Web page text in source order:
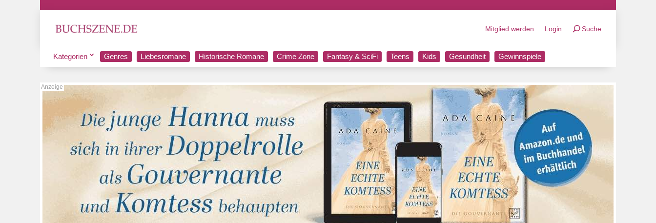
Mitglied werden Login Suche
Kategorien Genres Liebesromane Historische Romane Crime Zone Fantasy & SciFi Teens Kids Gesundheit Gewinnspiele